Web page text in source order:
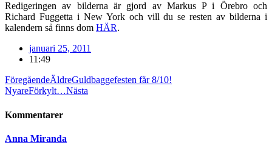
Redigeringen av bilderna är gjord av Markus P i Örebro och
Richard Fuggetta i New York och vill du se resten av bilderna i
kalendern så finns dom HÄR.
januari 25, 2011
11:49
FöregåendeÄldreGuldbaggefesten får 8/10!
NyareFörkylt…Nästa
Kommentarer
Anna Miranda